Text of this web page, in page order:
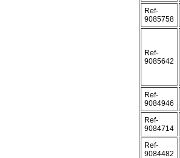
Ref-
9085758
Ref-
9085642
Ref-
9084946
Ref-
9084714
Ref-
9084482